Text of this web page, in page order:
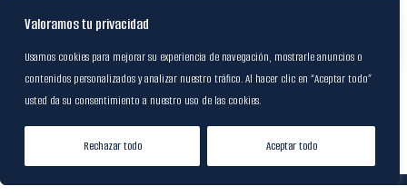
Valoramos tu privacidad
Usamos cookies para mejorar su experiencia de navegación, mostrarle anuncios o
contenidos personalizados y analizar nuestro tráfico. Al hacer clic en “Aceptar todo”
usted da su consentimiento a nuestro uso de las cookies.
Rechazar todo Aceptar todo
USuarios
Política de Datos